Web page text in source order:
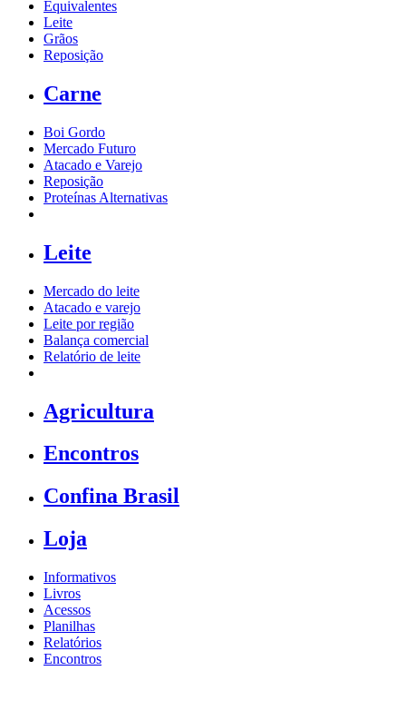
Equivalentes
Leite
Grãos
Reposição
Carne
Boi Gordo
Mercado Futuro
Atacado e Varejo
Reposição
Proteínas Alternativas
Leite
Mercado do leite
Atacado e varejo
Leite por região
Balança comercial
Relatório de leite
Agricultura
Encontros
Confina Brasil
Loja
Informativos
Livros
Acessos
Planilhas
Relatórios
Encontros